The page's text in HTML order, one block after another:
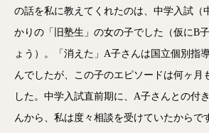
の話を私に教えてくれたのは、中学入試（
かりの「旧塾生」の女の子でした（仮にB
ょう）。「消えた」A子さんは国立個別指
んでしたが、この子のエピソードは何ヶ月
した。中学入試直前期に、A子さんとの付
んから、私は度々相談を受けていたからで